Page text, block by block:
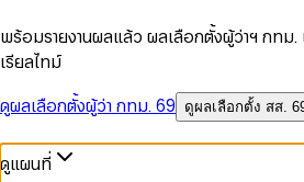
พร้อมรายงานผลแล้ว ผลเลือกตั้งผู้ว่าฯ กทม.
เรียลไทม์
ดูผลเลือกตั้งผู้ว่า กทม. 69
ดูผลเลือกตั้ง สส.
ดูแผนที่